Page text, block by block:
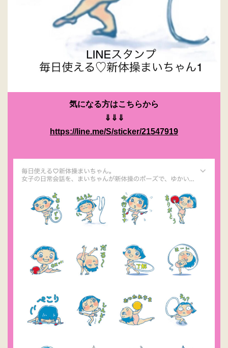
気になる方はこちらから
⇓⇓⇓
https://line.me/S/sticker/21547919